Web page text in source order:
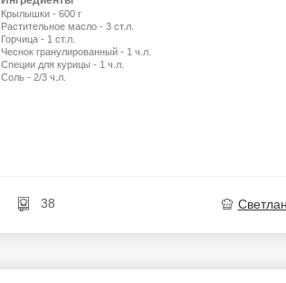
Крылышки - 600 г
Растительное масло - 3 ст.л.
Горчица - 1 ст.л.
Чеснок гранулированный - 1 ч.л.
Специи для курицы - 1 ч.л.
Соль - 2/3 ч.л.
38